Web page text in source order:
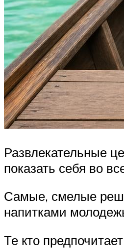
Развлекательные
показать себя во
Самые, смелые
напитками
Те кто